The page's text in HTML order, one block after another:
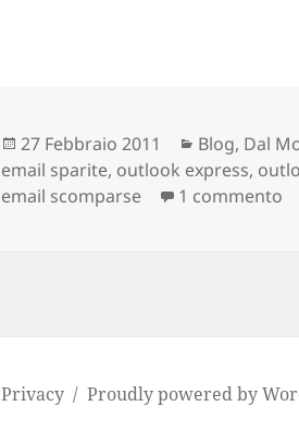
Scritto
il
27 Febbraio 2011 Categorie
Blog, Dal
email sparite, outlook express,
email scomparse
1 commento
Privacy Proudly powered by